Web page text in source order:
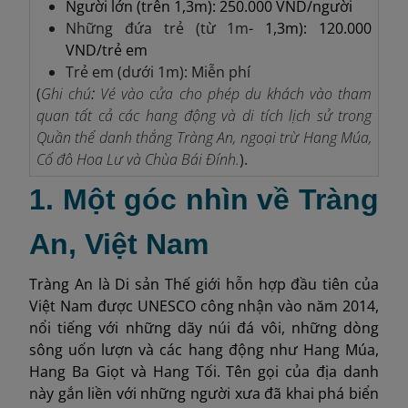
Người lớn (trên 1,3m): 250.000 VND/người
Những đứa trẻ (từ 1m- 1,3m): 120.000
VND/trẻ em
Trẻ em (dưới 1m): Miễn phí
(Ghi chú: Vé vào cửa cho phép du khách vào tham
quan tất cả các hang động và di tích lịch sử trong
Quần thể danh thắng Tràng An, ngoại trừ Hang Múa,
Cố đô Hoa Lư và Chùa Bái Đính.).
1. Một góc nhìn về Tràng
An, Việt Nam
Tràng An là Di sản Thế giới hỗn hợp đầu tiên của
Việt Nam được UNESCO công nhận vào năm 2014,
nổi tiếng với những dãy núi đá vôi, những dòng
sông uốn lượn và các hang động như Hang Múa,
Hang Ba Giọt và Hang Tối. Tên gọi của địa danh
này gắn liền với những người xưa đã khai phá biển